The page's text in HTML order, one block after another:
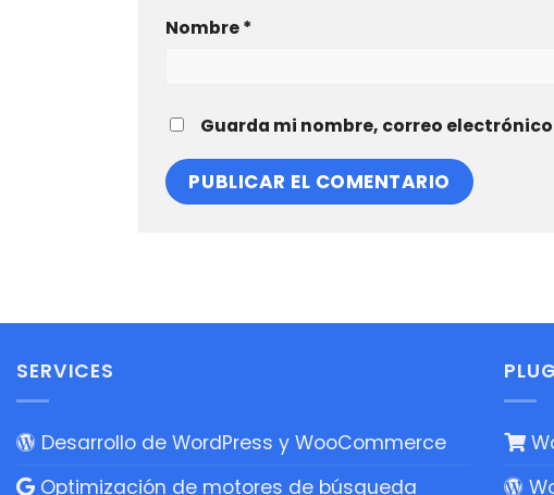
Nombre*
Guarda mi nombre, correo
SERVICES
Desarrollo de WordPress y WooCommerce
Optimización de motores de búsqueda